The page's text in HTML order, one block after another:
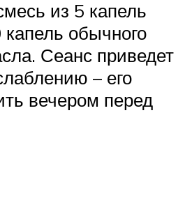
из 5 капель
капель обычного
Сеанс приведет
– его
вечером перед